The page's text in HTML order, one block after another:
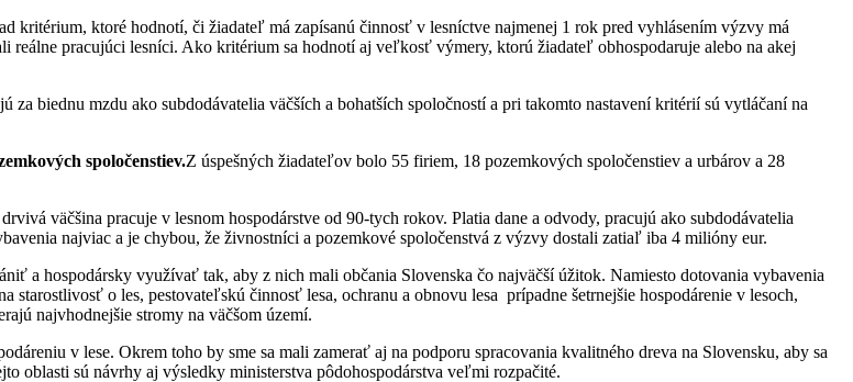
kritérium, ktoré hodnotí, či žiadateľ má zapísanú činnosť v lesníctve najmenej 1 rok pred vyhlásením výzvy má
pracujúci lesníci. Ako kritérium sa hodnotí aj veľkosť výmery, ktorú žiadateľ obhospodaruje alebo na akej
biednu mzdu ako subdodávatelia väčších a bohatších spoločností a pri takomto nastavení kritérií sú vytláčaní na
spoločenstiev.Z úspešných žiadateľov bolo 55 firiem, 18 pozemkových spoločenstiev a urbárov a 28
väčšina pracuje v lesnom hospodárstve od 90-tych rokov. Platia dane a odvody, pracujú ako subdodávatelia
najviac a je chybou, že živnostníci a pozemkové spoločenstvá z výzvy dostali zatiaľ iba 4 milióny eur.
a hospodársky využívať tak, aby z nich mali občania Slovenska čo najväčší úžitok. Namiesto dotovania vybavenia
o les, pestovateľskú činnosť lesa, ochranu a obnovu lesa prípadne šetrnejšie hospodárenie v lesoch,
najvhodnejšie stromy na väčšom území.
v lese. Okrem toho by sme sa mali zamerať aj na podporu spracovania kvalitného dreva na Slovensku, aby sa
oblasti sú návrhy aj výsledky ministerstva pôdohospodárstva veľmi rozpačité.